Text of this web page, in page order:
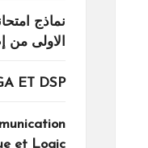
نماذج
الاولى من
ET DSP
et Logic